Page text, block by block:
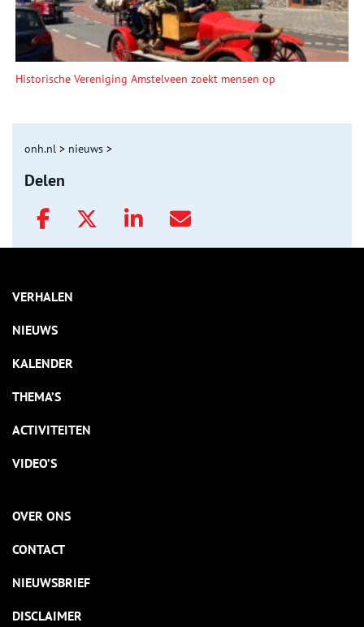
Historische Vereniging Amstelveen zoekt mensen op
onh.nl > nieuws >
Delen
VERHALEN
NIEUWS
KALENDER
THEMA’S
ACTIVITEITEN
VIDEO’S
OVER ONS
CONTACT
NIEUWSBRIEF
DISCLAIMER